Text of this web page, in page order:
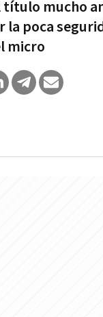
título mucho
la poca
micro